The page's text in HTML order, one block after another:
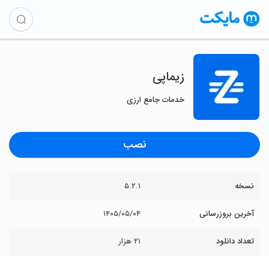
‏زیماپی
خدمات جامع ارزی
نصب
نسخه ۵.۲.۱
آخرین بروزرسانی ۱۴۰۵/۰۵/۰۴
تعداد دانلود ۲۱ هزار